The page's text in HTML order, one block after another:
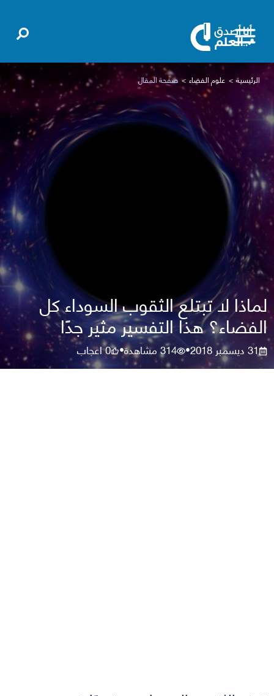
الرئيسية علوم الفضاء صفحة المقال
لماذا لا تبتلع الثقوب السوداء كل
الفضاء؟ هذا التفسير مثير جدًا
31 ديسمبر 2018 •
314مشاهدة•
0اعجاب